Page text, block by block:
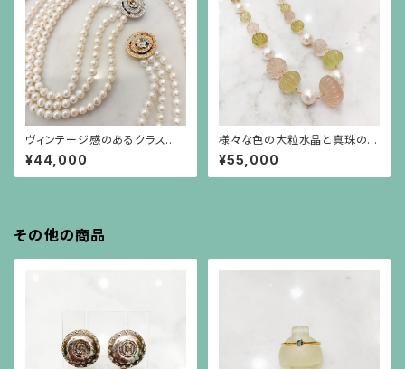
ヴィンテージ感のあるクラスプ
のパール3連ネックレス
¥44,000
様々な色の大粒水晶と真珠のシ
ョートステーションネックレス
¥55,000
その他の商品